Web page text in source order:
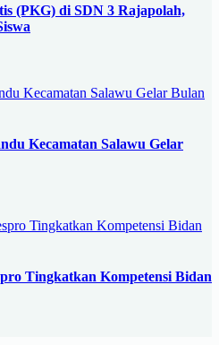
(PKG) di SDN 3 Rajapolah,
Kecamatan Salawu Gelar
Tingkatkan Kompetensi Bidan